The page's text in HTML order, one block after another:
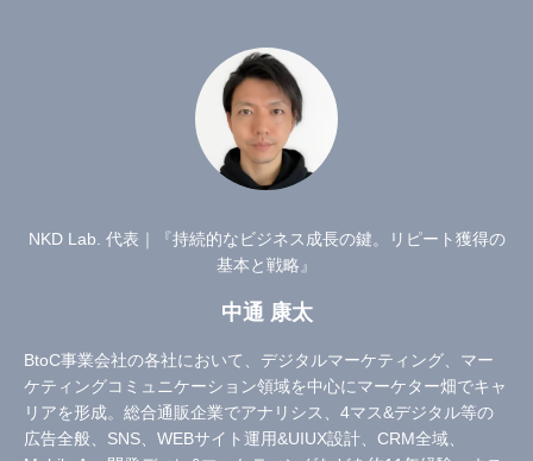
NKD Lab. 代表｜『持続的なビジネス成長の鍵。リピート獲得の
基本と戦略』
中通 康太
BtoC事業会社の各社において、デジタルマーケティング、マー
ケティングコミュニケーション領域を中心にマーケター畑でキャ
リアを形成。総合通販企業でアナリシス、4マス&デジタル等の
広告全般、SNS、WEBサイト運用&UIUX設計、CRM全域、